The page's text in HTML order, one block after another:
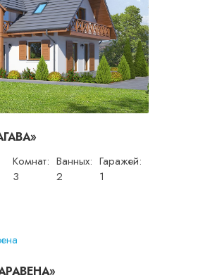
Комнат:
3
Ванных:
2
Гаражей:
1